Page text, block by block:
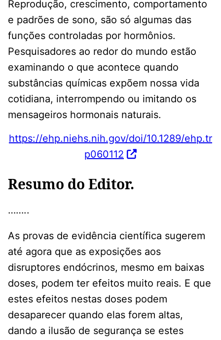
Reprodução, crescimento, comportamento
e padrões de sono, são só algumas das
funções controladas por hormônios.
Pesquisadores ao redor do mundo estão
examinando o que acontece quando
substâncias químicas expõem nossa vida
cotidiana, interrompendo ou imitando os
mensageiros hormonais naturais.
https://ehp.niehs.nih.gov/doi/10.1289/ehp.tr
p060112
Resumo do Editor.
……..
As provas de evidência científica sugerem
até agora que as exposições aos
disruptores endócrinos, mesmo em baixas
doses, podem ter efeitos muito reais. E que
estes efeitos nestas doses podem
desaparecer quando elas forem altas,
dando a ilusão de segurança se estes